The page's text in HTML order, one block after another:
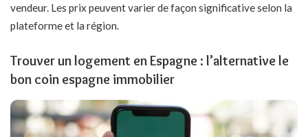
vendeur. Les prix peuvent varier de façon significative selon la
plateforme et la région.
Trouver un logement en Espagne : l’alternative le
bon coin espagne immobilier